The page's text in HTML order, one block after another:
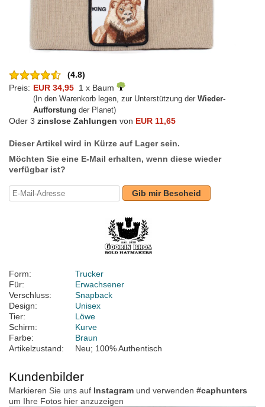
(4.8)
Preis: EUR 34,95 1 x Baum
(In den Warenkorb legen, zur Unterstützung der Wieder-
Aufforstung der Planet)
Oder 3 zinslose Zahlungen von EUR 11,65
Dieser Artikel wird in Kürze auf Lager sein.
Möchten Sie eine E-Mail erhalten, wenn diese wieder
verfügbar ist?
Gib mir Bescheid
Form:
Trucker
Für:
Erwachsener
Verschluss:
Snapback
Design:
Unisex
Tier:
Löwe
Schirm:
Kurve
Farbe:
Braun
Artikelzustand:
Neu; 100% Authentisch
Kundenbilder
Markieren Sie uns auf Instagram und verwenden #caphunters
um Ihre Fotos hier anzuzeigen